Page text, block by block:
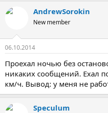
AndrewSorokin
New member
06.10.2014
Проехал ночью без
никаких сообщений. Ехал
км/ч. Вывод: у меня не
Speculum